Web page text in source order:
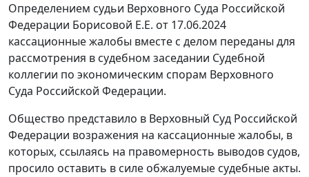
Определением судьи Верховного Суда Российской
Федерации Борисовой Е.Е. от 17.06.2024
кассационные жалобы вместе с делом переданы для
рассмотрения в судебном заседании Судебной
коллегии по экономическим спорам Верховного
Суда Российской Федерации.
Общество представило в Верховный Суд Российской
Федерации возражения на кассационные жалобы, в
которых, ссылаясь на правомерность выводов судов,
просило оставить в силе обжалуемые судебные акты.